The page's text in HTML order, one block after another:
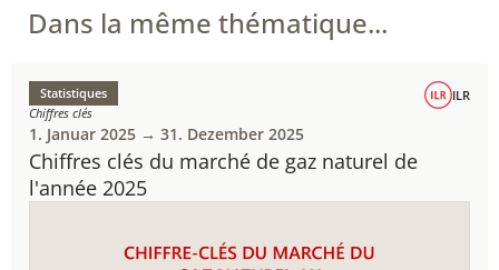
Dans la même thématique...
Chiffres clés du marché de gaz naturel de
l'année 2025
Statistiques
Chiffres clés
ILR
1. Januar 2025 → 31. Dezember 2025